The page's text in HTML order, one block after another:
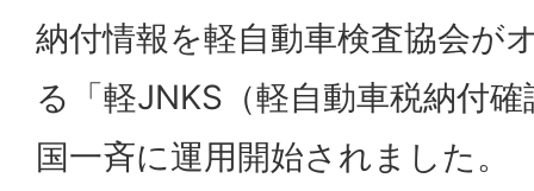
納付情報を軽自動車検査協会が
る「軽JNKS（軽自動車税納付
国一斉に運用開始されました。